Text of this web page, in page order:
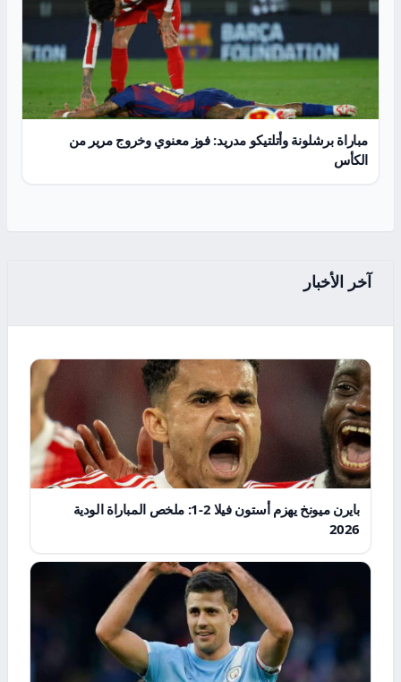
مباراة برشلونة وأتلتيكو مدريد: فوز معنوي وخروج مرير من
الكأس
آخر الأخبار
بايرن ميونخ يهزم أستون فيلا 2-1: ملخص المباراة الودية
2026